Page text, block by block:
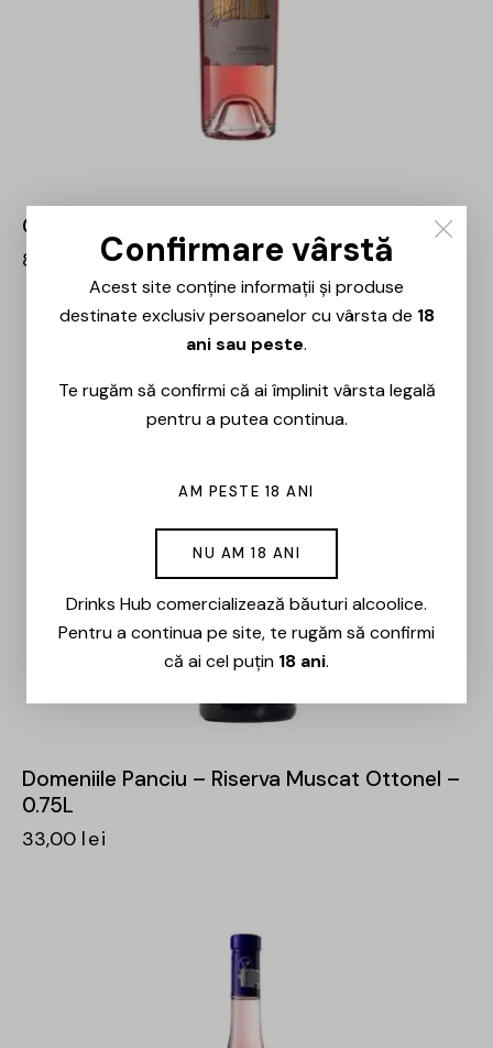
Crama Histria – Nikolaos – 0.75L
83,00 lei
Domeniile Panciu – Riserva Muscat Ottonel –
0.75L
33,00 lei
Confirmare vârstă
Acest site conține informații și produse
destinate exclusiv persoanelor cu vârsta de 18
ani sau peste.
Te rugăm să confirmi că ai împlinit vârsta legală
pentru a putea continua.
AM PESTE 18 ANI
NU AM 18 ANI
Drinks Hub comercializează băuturi alcoolice.
Pentru a continua pe site, te rugăm să confirmi
că ai cel puțin 18 ani.